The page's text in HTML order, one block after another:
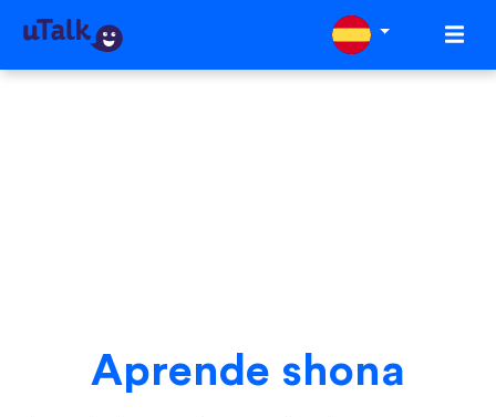
Aprende shona